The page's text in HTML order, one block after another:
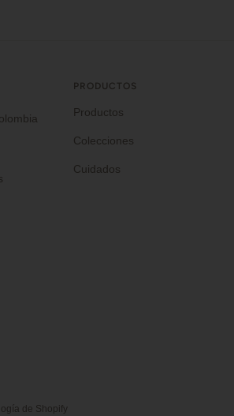
PRODUCTOS
Productos
Colecciones
Cuidados
de Shopify